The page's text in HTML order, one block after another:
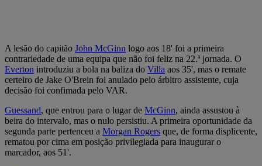
A lesão do capitão John McGinn logo aos 18' foi a primeira
contrariedade de uma equipa que não foi feliz na 22.ª jornada. O
Everton introduziu a bola na baliza do Villa aos 35', mas o remate
certeiro de Jake O'Brein foi anulado pelo árbitro assistente, cuja
decisão foi confimada pelo VAR.
Guessand, que entrou para o lugar de McGinn, ainda assustou à
beira do intervalo, mas o nulo persistiu. A primeira oportunidade da
segunda parte pertenceu a Morgan Rogers que, de forma displicente,
rematou por cima em posição privilegiada para inaugurar o
marcador, aos 51'.